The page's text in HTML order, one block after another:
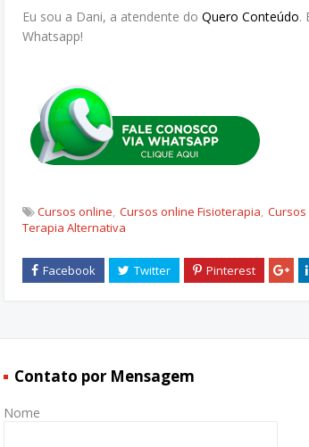
Eu sou a Dani, a atendente do Quero Conteúdo.
Whatsapp!
Cursos online Cursos online Fisioterapia
Terapia Alternativa
Contato por Mensagem
Nome